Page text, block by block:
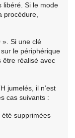
libéré. Si le mode
procédure,
». Si une clé
le périphérique
être réalisé avec
jumelés, il n’est
cas suivants :
supprimées